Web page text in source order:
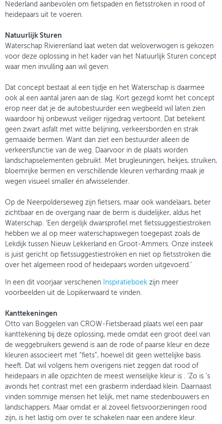
Nederland aanbevolen om fietspaden en fietsstroken in rood of
heidepaars uit te voeren.
Natuurlijk Sturen
Waterschap Rivierenland laat weten dat weloverwogen is gekozen
voor deze oplossing in het kader van het Natuurlijk Sturen concept
waar men invulling aan wil geven.
Dat concept bestaat al een tijdje en het Waterschap is daarmee
ook al een aantal jaren aan de slag. Kort gezegd komt het concept
erop neer dat je de autobestuurder een wegbeeld wil laten zien
waardoor hij onbewust veiliger rijgedrag vertoont. Dat betekent
geen zwart asfalt met witte belijning, verkeersborden en strak
gemaaide bermen. Want dan ziet een bestuurder alleen de
verkeersfunctie van de weg. Daarvoor in de plaats worden
landschapselementen gebruikt. Met brugleuningen, hekjes, struiken,
bloemrijke bermen en verschillende kleuren verharding maak je
wegen visueel smaller én afwisselender.
Op de Neerpolderseweg zijn fietsers, maar ook wandelaars, beter
zichtbaar en de overgang naar de berm is duidelijker, aldus het
Waterschap. ‘Een dergelijk dwarsprofiel met fietssuggestiestroken
hebben we al op meer waterschapswegen toegepast zoals de
Lekdijk tussen Nieuw Lekkerland en Groot-Ammers. Onze insteek
is juist gericht op fietssuggestiestroken en niet op fietsstroken die
over het algemeen rood of heidepaars worden uitgevoerd.’
In een dit voorjaar verschenen Inspiratieboek zijn meer
voorbeelden uit de Lopikerwaard te vinden.
Kanttekeningen
Otto van Boggelen van CROW-Fietsberaad plaats wel een paar
kanttekening bij deze oplossing, mede omdat een groot deel van
de weggebruikers gewend is aan de rode of paarse kleur en deze
kleuren associeert met “fiets”, hoewel dit geen wettelijke basis
heeft. Dat wil volgens hem overigens niet zeggen dat rood of
heidepaars in alle opzichten de meest wenselijke kleur is . ‘Zo is ’s
avonds het contrast met een grasberm inderdaad klein. Daarnaast
vinden sommige mensen het lelijk, met name stedenbouwers en
landschappers. Maar omdat er al zoveel fietsvoorzieningen rood
zijn, is het lastig om over te schakelen naar een andere kleur.